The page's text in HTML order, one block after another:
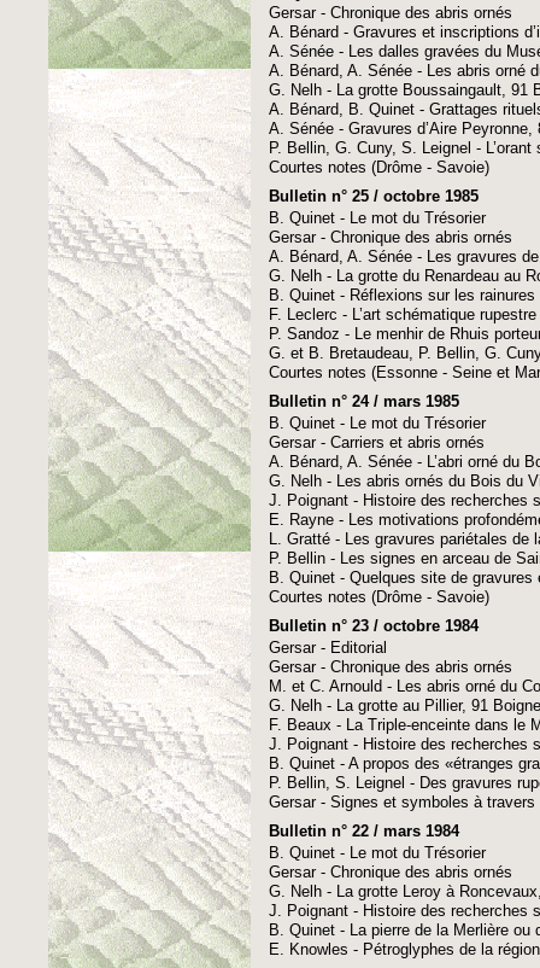
Gersar - Chronique des abris ornés
A. Bénard - Gravures et inscriptions
A. Sénée - Les dalles gravées du
A. Bénard, A. Sénée - Les abris orné
G. Nelh - La grotte Boussaingault, 91
A. Bénard, B. Quinet - Grattages
A. Sénée - Gravures d’Aire Peyronne,
P. Bellin, G. Cuny, S. Leignel -
Courtes notes (Drôme - Savoie)
Bulletin n° 25 / octobre 1985
B. Quinet - Le mot du Trésorier
Gersar - Chronique des abris ornés
A. Bénard, A. Sénée - Les gravures
G. Nelh - La grotte du Renardeau au
B. Quinet - Réflexions sur les
F. Leclerc - L’art schématique
P. Sandoz - Le menhir de Rhuis
G. et B. Bretaudeau, P. Bellin, G.
Courtes notes (Essonne - Seine et
Bulletin n° 24 / mars 1985
B. Quinet - Le mot du Trésorier
Gersar - Carriers et abris ornés
A. Bénard, A. Sénée - L’abri orné du
G. Nelh - Les abris ornés du Bois du
J. Poignant - Histoire des recherches
E. Rayne - Les motivations
L. Gratté - Les gravures pariétales
P. Bellin - Les signes en arceau de
B. Quinet - Quelques site de gravures
Courtes notes (Drôme - Savoie)
Bulletin n° 23 / octobre 1984
Gersar - Editorial
Gersar - Chronique des abris ornés
M. et C. Arnould - Les abris orné du
G. Nelh - La grotte au Pillier, 91
F. Beaux - La Triple-enceinte dans le
J. Poignant - Histoire des recherches
B. Quinet - A propos des «étranges
P. Bellin, S. Leignel - Des gravures
Gersar - Signes et symboles à
Bulletin n° 22 / mars 1984
B. Quinet - Le mot du Trésorier
Gersar - Chronique des abris ornés
G. Nelh - La grotte Leroy à
J. Poignant - Histoire des recherches
B. Quinet - La pierre de la Merlière
E. Knowles - Pétroglyphes de la